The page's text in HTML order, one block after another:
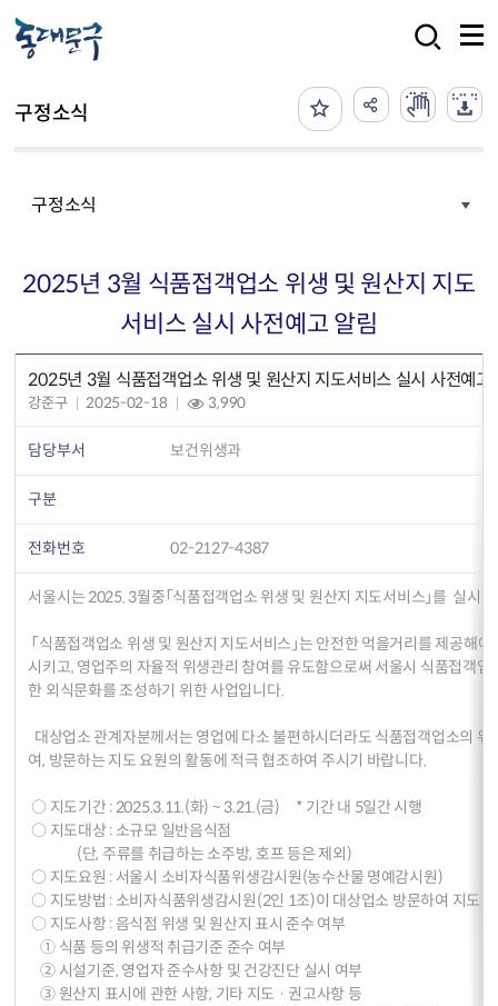
구정소식
구정소식
2025년 3월 식품접객업소 위생 및 원산지 지도
서비스 실시 사전예고 알림
2025년 3월 식품접객업소 위생 및 원산지 지도서비스 실시 사전예고
강준구 2025-02-18 3,990
담당부서 보건위생과
구분
전화번호 02-2127-4387
서울시는 2025. 3월중「식품접객업소 위생 및 원산지 지도서비스」를 실시
「식품접객업소 위생 및 원산지 지도서비스」는 안전한 먹을거리를 제공해
시키고, 영업주의 자율적 위생관리 참여를 유도함으로써 서울시 식품접객
한 외식문화를 조성하기 위한 사업입니다.
대상업소 관계자분께서는 영업에 다소 불편하시더라도 식품접객업소의
여, 방문하는 지도 요원의 활동에 적극 협조하여 주시기 바랍니다.
○ 지도기간 : 2025.3.11.(화) ~ 3.21.(금) * 기간 내 5일간 시행
○ 지도대상 : 소규모 일반음식점
(단, 주류를 취급하는 소주방, 호프 등은 제외)
○ 지도요원 : 서울시 소비자식품위생감시원(농수산물 명예감시원)
○ 지도방법 : 소비자식품위생감시원(2인 1조)이 대상업소 방문하여 지도
○ 지도사항 : 음식점 위생 및 원산지 표시 준수 여부
① 식품 등의 위생적 취급기준 준수 여부
② 시설기준, 영업자 준수사항 및 건강진단 실시 여부
③ 원산지 표시에 관한 사항, 기타 지도 · 권고사항 등